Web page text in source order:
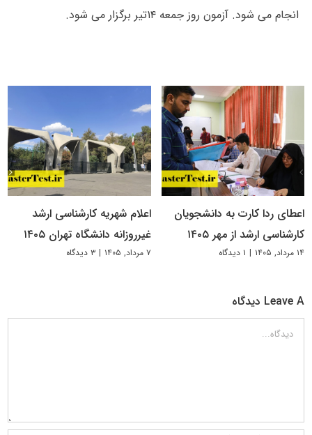
انجام می شود. آزمون روز جمعه ۱۴تیر برگزار می شود.
اعطای ردا کارت به دانشجویان
کارشناسی ارشد از مهر ۱۴۰۵
۱۴ مرداد, ۱۴۰۵ | ۱ دیدگاه
اعلام شهریه کارشناسی ارشد
غیرروزانه دانشگاه تهران ۱۴۰۵
۷ مرداد, ۱۴۰۵ | ۳ دیدگاه
Leave A دیدگاه
دیدگاه